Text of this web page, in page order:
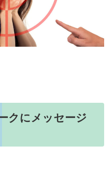
クにメッセージ